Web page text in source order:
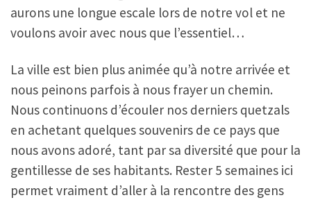
aurons une longue escale lors de notre vol et ne
voulons avoir avec nous que l’essentiel…
La ville est bien plus animée qu’à notre arrivée et
nous peinons parfois à nous frayer un chemin.
Nous continuons d’écouler nos derniers quetzals
en achetant quelques souvenirs de ce pays que
nous avons adoré, tant par sa diversité que pour la
gentillesse de ses habitants. Rester 5 semaines ici
permet vraiment d’aller à la rencontre des gens